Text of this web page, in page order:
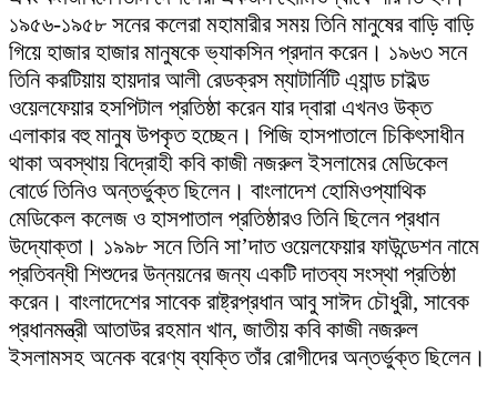
১৯৫৬-১৯৫৮ সনের কলেরা মহামারীর সময় তিনি মানুষের বাড়ি বাড়ি
গিয়ে হাজার হাজার মানুষকে ভ্যাকসিন প্রদান করেন। ১৯৬৩ সনে
তিনি করটিয়ায় হায়দার আলী রেডক্রস ম্যাটার্নিটি এ্যান্ড চাইল্ড
ওয়েলফেয়ার হসপিটাল প্রতিষ্ঠা করেন যার দ্বারা এখনও উক্ত
এলাকার বহু মানুষ উপকৃত হচ্ছেন। পিজি হাসপাতালে চিকিৎসাধীন
থাকা অবস্থায় বিদ্রোহী কবি কাজী নজরুল ইসলামের মেডিকেল
বোর্ডে তিনিও অন্তর্ভুক্ত ছিলেন। বাংলাদেশ হোমিওপ্যাথিক
মেডিকেল কলেজ ও হাসপাতাল প্রতিষ্ঠারও তিনি ছিলেন প্রধান
উদ্যোক্তা। ১৯৯৮ সনে তিনি সা’দাত ওয়েলফেয়ার ফাউন্ডেশন নামে
প্রতিবন্ধী শিশুদের উন্নয়নের জন্য একটি দাতব্য সংস্থা প্রতিষ্ঠা
করেন। বাংলাদেশের সাবেক রাষ্ট্রপ্রধান আবু সাঈদ চৌধুরী, সাবেক
প্রধানমন্ত্রী আতাউর রহমান খান, জাতীয় কবি কাজী নজরুল
ইসলামসহ অনেক বরেণ্য ব্যক্তি তাঁর রোগীদের অন্তর্ভুক্ত ছিলেন।